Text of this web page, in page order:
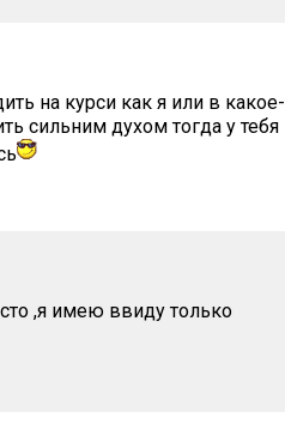
на курси как я или в какое-
сильним духом тогда у тебя
,я имею ввиду только